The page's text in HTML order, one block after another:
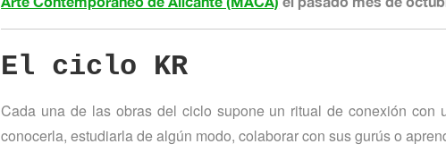
El ciclo KR
Cada una de las obras del ciclo supone un ritual de conexión
conocerla, estudiarla de algún modo, colaborar con sus gurús o